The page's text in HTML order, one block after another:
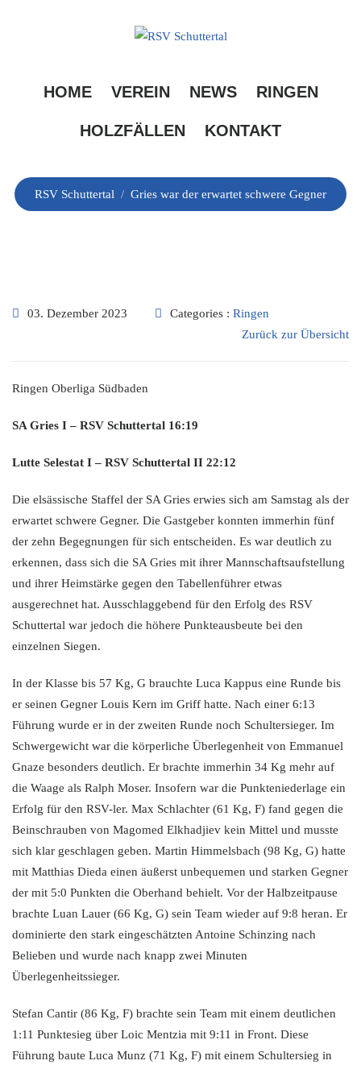
HOME VEREIN NEWS RINGEN
HOLZFÄLLEN KONTAKT
schwere Gegner
RSV Schuttertal / Gries war der erwartet schwere Gegner
03. Dezember 2023 Categories : Ringen
Zurück zur Übersicht
Ringen Oberliga Südbaden
SA Gries I – RSV Schuttertal 16:19
Lutte Selestat I – RSV Schuttertal II 22:12
Die elsässische Staffel der SA Gries erwies sich am Samstag als der
erwartet schwere Gegner. Die Gastgeber konnten immerhin fünf
der zehn Begegnungen für sich entscheiden. Es war deutlich zu
erkennen, dass sich die SA Gries mit ihrer Mannschaftsaufstellung
und ihrer Heimstärke gegen den Tabellenführer etwas
ausgerechnet hat. Ausschlaggebend für den Erfolg des RSV
Schuttertal war jedoch die höhere Punkteausbeute bei den
einzelnen Siegen.
In der Klasse bis 57 Kg, G brauchte Luca Kappus eine Runde bis
er seinen Gegner Louis Kern im Griff hatte. Nach einer 6:13
Führung wurde er in der zweiten Runde noch Schultersieger. Im
Schwergewicht war die körperliche Überlegenheit von Emmanuel
Gnaze besonders deutlich. Er brachte immerhin 34 Kg mehr auf
die Waage als Ralph Moser. Insofern war die Punkteniederlage ein
Erfolg für den RSV-ler. Max Schlachter (61 Kg, F) fand gegen die
Beinschrauben von Magomed Elkhadjiev kein Mittel und musste
sich klar geschlagen geben. Martin Himmelsbach (98 Kg, G) hatte
mit Matthias Dieda einen äußerst unbequemen und starken Gegner
der mit 5:0 Punkten die Oberhand behielt. Vor der Halbzeitpause
brachte Luan Lauer (66 Kg, G) sein Team wieder auf 9:8 heran. Er
dominierte den stark eingeschätzten Antoine Schinzing nach
Belieben und wurde nach knapp zwei Minuten
Überlegenheitssieger.
Stefan Cantir (86 Kg, F) brachte sein Team mit einem deutlichen
1:11 Punktesieg über Loic Mentzia mit 9:11 in Front. Diese
Führung baute Luca Munz (71 Kg, F) mit einem Schultersieg in